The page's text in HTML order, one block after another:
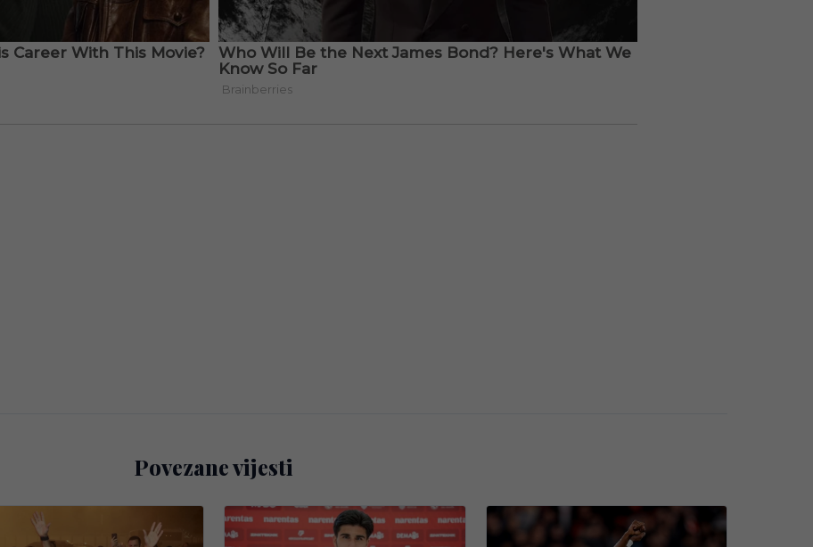
Povezane vijesti